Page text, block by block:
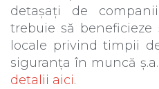
detașați de
trebuie să
locale privind timpii
siguranța în muncă
detalii aici.